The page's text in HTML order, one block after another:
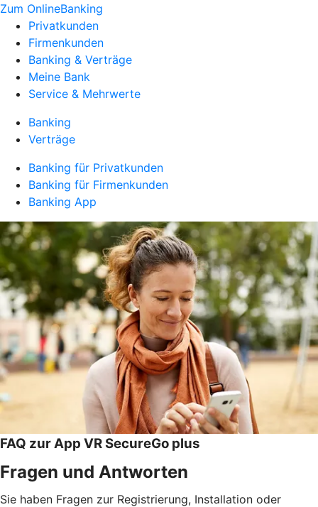
Zum OnlineBanking
Privatkunden
Firmenkunden
Banking & Verträge
Meine Bank
Service & Mehrwerte
Banking
Verträge
Banking für Privatkunden
Banking für Firmenkunden
Banking App
FAQ zur App VR SecureGo plus
Fragen und Antworten
Sie haben Fragen zur Registrierung, Installation oder